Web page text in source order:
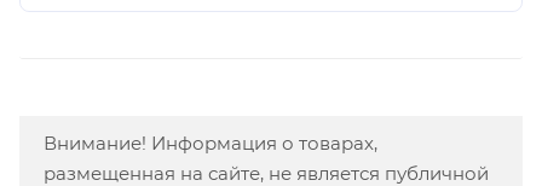
Внимание! Информация о товарах,
размещенная на сайте, не является публичной